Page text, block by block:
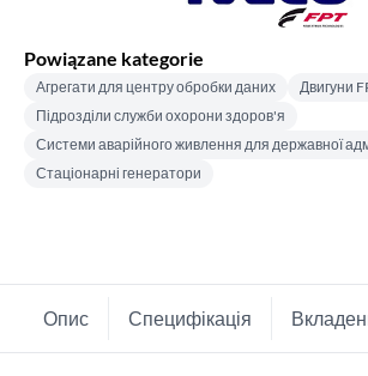
Powiązane kategorie
Агрегати для центру обробки даних
Двигуни
Підрозділи служби охорони здоров'я
Системи аварійного живлення для державної
Стаціонарні генератори
Опис Специфікація